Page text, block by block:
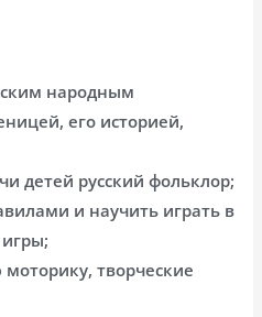
народным
его историей,
детей русский фольклор;
и научить играть в
творческие